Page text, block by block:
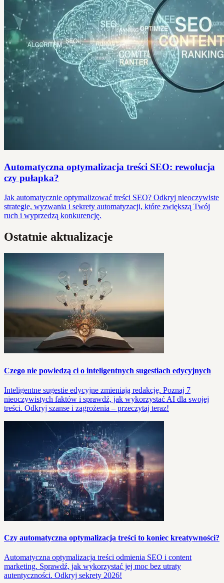
Automatyczna optymalizacja treści SEO: rewolucja
czy pułapka?
Jak automatycznie optymalizować treści SEO? Odkryj nieoczywiste
strategie, wyzwania i sekrety automatyzacji, które zwiększą Twój
ruch i wyprzedzą konkurencję.
Ostatnie aktualizacje
Czego nie powiedzą ci o inteligentnych sugestiach edycyjnych
Inteligentne sugestie edycyjne zmieniają redakcję. Poznaj 7
nieoczywistych faktów i sprawdź, jak wykorzystać AI dla swojej
treści. Odkryj szanse i zagrożenia – przeczytaj teraz!
Czy automatyczna optymalizacja treści to koniec kreatywności?
Automatyczna optymalizacja treści odmienia SEO i content
marketing. Sprawdź, jak wykorzystać jej moc bez utraty
autentyczności. Odkryj sekrety 2026!